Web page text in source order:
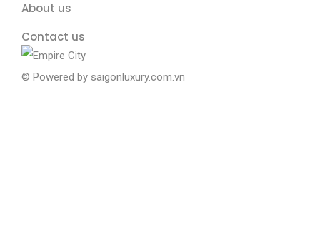
About us
Contact us
© Powered by saigonluxury.com.vn